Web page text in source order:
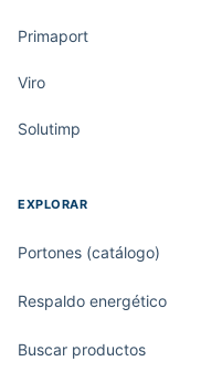
Primaport
Viro
Solutimp
EXPLORAR
Portones (catálogo)
Respaldo energético
Buscar productos